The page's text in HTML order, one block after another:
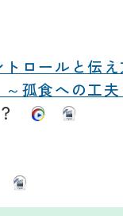
ロールと伝え
孤食への工夫
？